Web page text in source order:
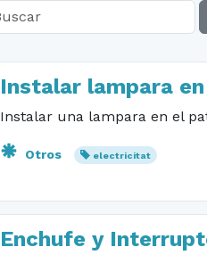
Instalar lampara
Instalar una lampara en el
Otros electricitat
Enchufe y